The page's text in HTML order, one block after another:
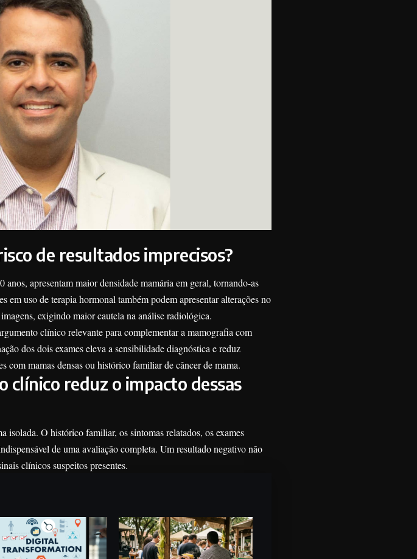
de resultados imprecisos?
apresentam maior densidade mamária em geral, tornando-as
em uso de terapia hormonal também podem apresentar alterações no
exigindo maior cautela na análise radiológica.
clínico relevante para complementar a mamografia com
dos dois exames eleva a sensibilidade diagnóstica e reduz
com mamas densas ou histórico familiar de câncer de mama.
clínico reduz o impacto dessas
isolada. O histórico familiar, os sintomas relatados, os exames
de uma avaliação completa. Um resultado negativo não
clínicos suspeitos presentes.